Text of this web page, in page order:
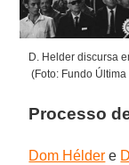
D. Helder discursa
(Foto: Fundo
Processo
Dom Hélder e